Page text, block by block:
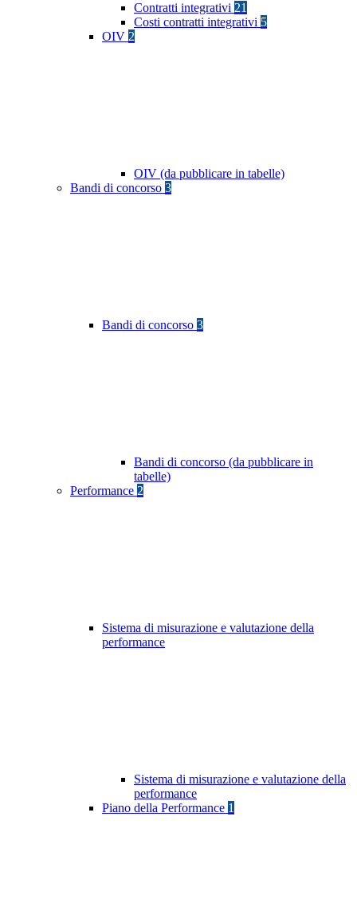
Contratti integrativi 21
Costi contratti integrativi 5
OIV 2
OIV (da pubblicare in tabelle)
Bandi di concorso 3
Bandi di concorso 3
Bandi di concorso (da pubblicare in
tabelle)
Performance 2
Sistema di misurazione e valutazione della
performance
Sistema di misurazione e valutazione della
performance
Piano della Performance 1